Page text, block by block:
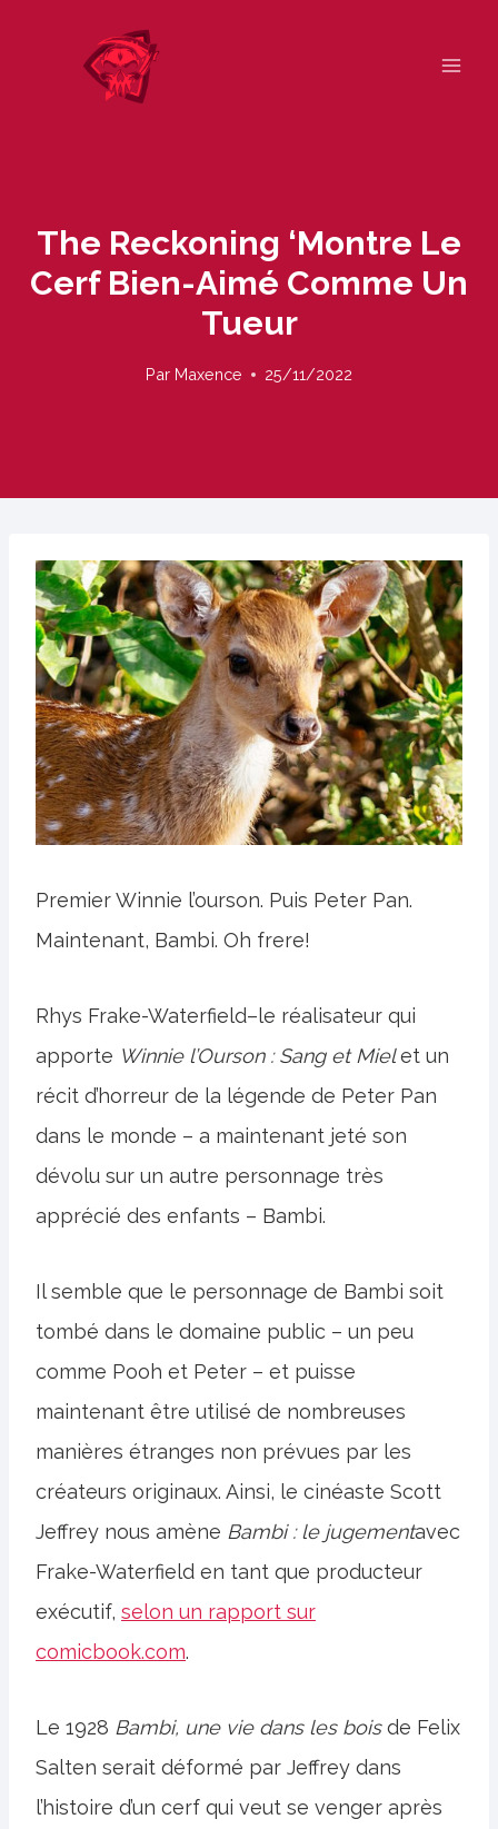
The Reckoning ‘montre Le
Cerf Bien-Aimé Comme Un
Tueur
Par Maxence 25/11/2022
Premier Winnie l’ourson. Puis Peter Pan.
Maintenant, Bambi. Oh frere!
Rhys Frake-Waterfield–le réalisateur qui
apporte Winnie l’Ourson : Sang et Mielet un
récit d’horreur de la légende de Peter Pan
dans le monde – a maintenant jeté son
dévolu sur un autre personnage très
apprécié des enfants – Bambi.
Il semble que le personnage de Bambi soit
tombé dans le domaine public – un peu
comme Pooh et Peter – et puisse
maintenant être utilisé de nombreuses
manières étranges non prévues par les
créateurs originaux. Ainsi, le cinéaste Scott
Jeffrey nous amène Bambi : le jugementavec
Frake-Waterfield en tant que producteur
exécutif, selon un rapport sur
comicbook.com.
Le 1928 Bambi, une vie dans les boisde Felix
Salten serait déformé par Jeffrey dans
l’histoire d’un cerf qui veut se venger après